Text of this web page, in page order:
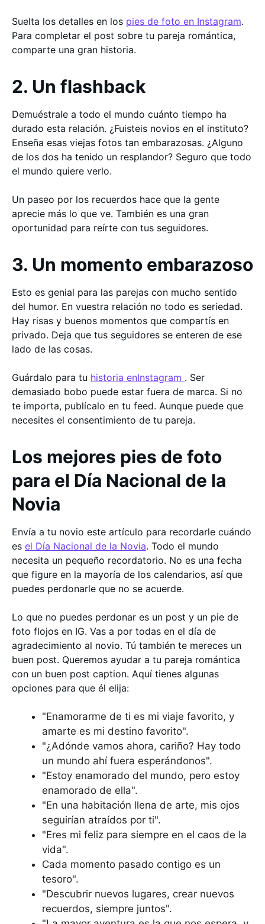
Suelta los detalles en los pies de foto en Instagram.
Para completar el post sobre tu pareja romántica,
comparte una gran historia.
2. Un flashback
Demuéstrale a todo el mundo cuánto tiempo ha
durado esta relación. ¿Fuisteis novios en el instituto?
Enseña esas viejas fotos tan embarazosas. ¿Alguno
de los dos ha tenido un resplandor? Seguro que todo
el mundo quiere verlo.
Un paseo por los recuerdos hace que la gente
aprecie más lo que ve. También es una gran
oportunidad para reírte con tus seguidores.
3. Un momento embarazoso
Esto es genial para las parejas con mucho sentido
del humor. En vuestra relación no todo es seriedad.
Hay risas y buenos momentos que compartís en
privado. Deja que tus seguidores se enteren de ese
lado de las cosas.
Guárdalo para tu historia enInstagram . Ser
demasiado bobo puede estar fuera de marca. Si no
te importa, publícalo en tu feed. Aunque puede que
necesites el consentimiento de tu pareja.
Los mejores pies de foto
para el Día Nacional de la
Novia
Envía a tu novio este artículo para recordarle cuándo
es el Día Nacional de la Novia. Todo el mundo
necesita un pequeño recordatorio. No es una fecha
que figure en la mayoría de los calendarios, así que
puedes perdonarle que no se acuerde.
Lo que no puedes perdonar es un post y un pie de
foto flojos en IG. Vas a por todas en el día de
agradecimiento al novio. Tú también te mereces un
buen post. Queremos ayudar a tu pareja romántica
con un buen post caption. Aquí tienes algunas
opciones para que él elija:
"Enamorarme de ti es mi viaje favorito, y
amarte es mi destino favorito".
"¿Adónde vamos ahora, cariño? Hay todo
un mundo ahí fuera esperándonos".
"Estoy enamorado del mundo, pero estoy
enamorado de ella".
"En una habitación llena de arte, mis ojos
seguirían atraídos por ti".
"Eres mi feliz para siempre en el caos de la
vida".
Cada momento pasado contigo es un
tesoro".
"Descubrir nuevos lugares, crear nuevos
recuerdos, siempre juntos".